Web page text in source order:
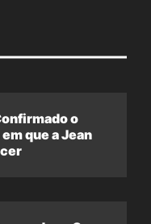
o
que a Jean